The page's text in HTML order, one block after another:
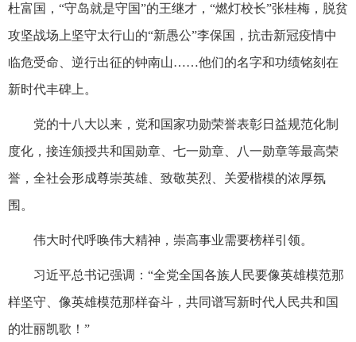
杜富国，“守岛就是守国”的王继才，“燃灯校长”张桂梅，脱贫
攻坚战场上坚守太行山的“新愚公”李保国，抗击新冠疫情中
临危受命、逆行出征的钟南山……他们的名字和功绩铭刻在
新时代丰碑上。
党的十八大以来，党和国家功勋荣誉表彰日益规范化制
度化，接连颁授共和国勋章、七一勋章、八一勋章等最高荣
誉，全社会形成尊崇英雄、致敬英烈、关爱楷模的浓厚氛
围。
伟大时代呼唤伟大精神，崇高事业需要榜样引领。
习近平总书记强调：“全党全国各族人民要像英雄模范那
样坚守、像英雄模范那样奋斗，共同谱写新时代人民共和国
的壮丽凯歌！”